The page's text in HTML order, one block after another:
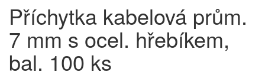
Příchytka kabelová prům.
7 mm s ocel. hřebíkem,
bal. 100 ks